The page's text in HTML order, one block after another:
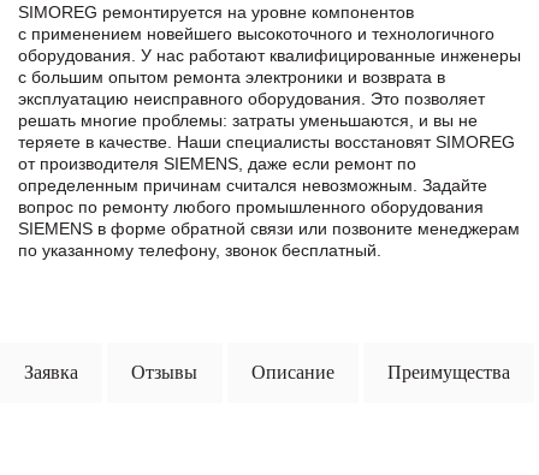
SIMOREG ремонтируется на уровне компонентов
с применением новейшего высокоточного и технологичного
оборудования. У нас работают квалифицированные инженеры
с большим опытом ремонта электроники и возврата в
эксплуатацию неисправного оборудования. Это позволяет
решать многие проблемы: затраты уменьшаются, и вы не
теряете в качестве. Наши специалисты восстановят SIMOREG
от производителя SIEMENS, даже если ремонт по
определенным причинам считался невозможным. Задайте
вопрос по ремонту любого промышленного оборудования
SIEMENS в формe обратной связи или позвоните менеджерам
по указанному телефону, звонок бесплатный.
Заявка Отзывы Описание Преимущества